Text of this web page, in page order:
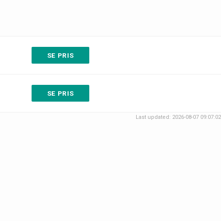
SE PRIS
SE PRIS
Last updated: 2026-08-07 09:07:02